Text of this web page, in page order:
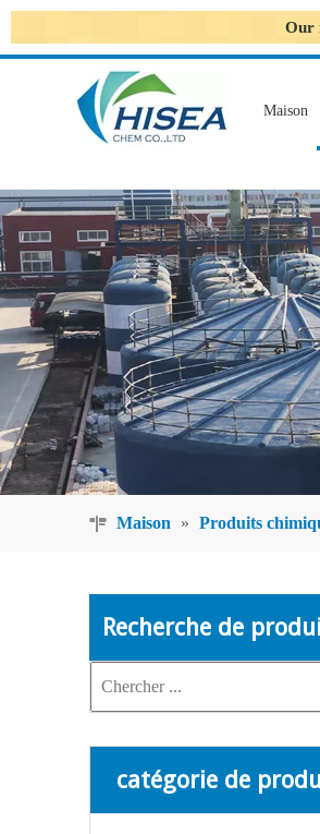
Our
Maison
Maison » Produits
Recherche de
catégorie de